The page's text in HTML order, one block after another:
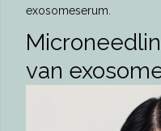
exosomeserum.
van